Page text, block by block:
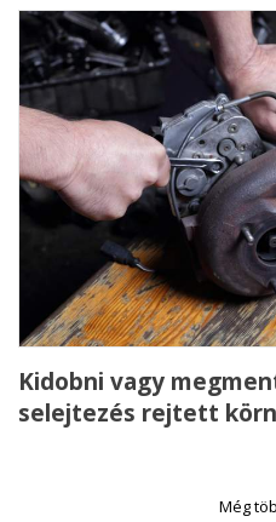
Kidobni vagy
selejtezés rejtett
Még